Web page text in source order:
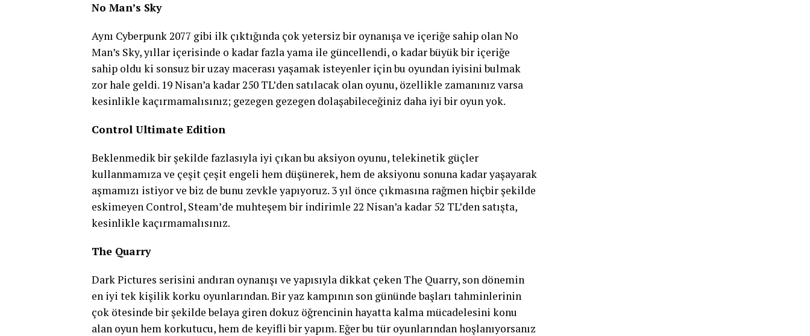
No Man’s Sky
Aynı Cyberpunk 2077 gibi ilk çıktığında çok yetersiz bir oynanışa ve içeriğe sahip olan No
Man’s Sky, yıllar içerisinde o kadar fazla yama ile güncellendi, o kadar büyük bir içeriğe
sahip oldu ki sonsuz bir uzay macerası yaşamak isteyenler için bu oyundan iyisini bulmak
zor hale geldi. 19 Nisan’a kadar 250 TL’den satılacak olan oyunu, özellikle zamanınız varsa
kesinlikle kaçırmamalısınız; gezegen gezegen dolaşabileceğiniz daha iyi bir oyun yok.
Control Ultimate Edition
Beklenmedik bir şekilde fazlasıyla iyi çıkan bu aksiyon oyunu, telekinetik güçler
kullanmamıza ve çeşit çeşit engeli hem düşünerek, hem de aksiyonu sonuna kadar yaşayarak
aşmamızı istiyor ve biz de bunu zevkle yapıyoruz. 3 yıl önce çıkmasına rağmen hiçbir şekilde
eskimeyen Control, Steam’de muhteşem bir indirimle 22 Nisan’a kadar 52 TL’den satışta,
kesinlikle kaçırmamalısınız.
The Quarry
Dark Pictures serisini andıran oynanışı ve yapısıyla dikkat çeken The Quarry, son dönemin
en iyi tek kişilik korku oyunlarından. Bir yaz kampının son gününde başları tahminlerinin
çok ötesinde bir şekilde belaya giren dokuz öğrencinin hayatta kalma mücadelesini konu
alan oyun hem korkutucu, hem de keyifli bir yapım. Eğer bu tür oyunlarından hoşlanıyorsanız